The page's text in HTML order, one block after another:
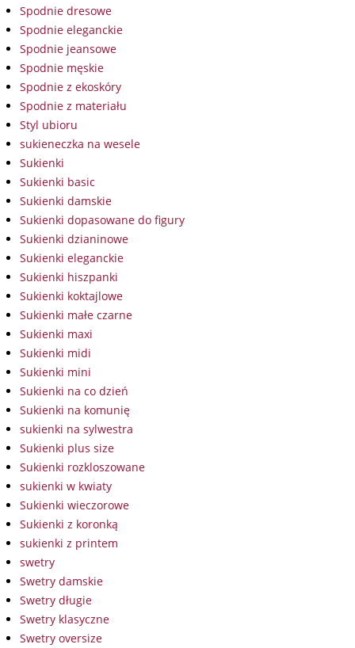
Spodnie dresowe
Spodnie eleganckie
Spodnie jeansowe
Spodnie męskie
Spodnie z ekoskóry
Spodnie z materiału
Styl ubioru
sukieneczka na wesele
Sukienki
Sukienki basic
Sukienki damskie
Sukienki dopasowane do figury
Sukienki dzianinowe
Sukienki eleganckie
Sukienki hiszpanki
Sukienki koktajlowe
Sukienki małe czarne
Sukienki maxi
Sukienki midi
Sukienki mini
Sukienki na co dzień
Sukienki na komunię
sukienki na sylwestra
Sukienki plus size
Sukienki rozkloszowane
sukienki w kwiaty
Sukienki wieczorowe
Sukienki z koronką
sukienki z printem
swetry
Swetry damskie
Swetry długie
Swetry klasyczne
Swetry oversize